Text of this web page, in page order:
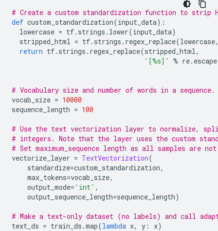
# Create a custom standardization function to strip
def custom_standardization(input_data):
lowercase = tf. strings . lower(input_data)
stripped_html = tf. strings . regex_replace(lowercase
return tf. strings . regex_replace(stripped_html ,
'[%s]'
% re. escape
# Vocabulary size and number of words in a sequence.
vocab_size = 10000
sequence_length = 100
# Use the text vectorization layer to normalize,
# integers. Note that the layer uses the custom
# Set maximum_sequence length as all samples are
vectorize_layer = TextVectorization(
standardize=custom_standardization,
max_tokens=vocab_size,
output_mode= 'int' ,
output_sequence_length=sequence_length)
# Make a text-only dataset (no labels) and call
text_ds = train_ds .map(lambda x, y : x)